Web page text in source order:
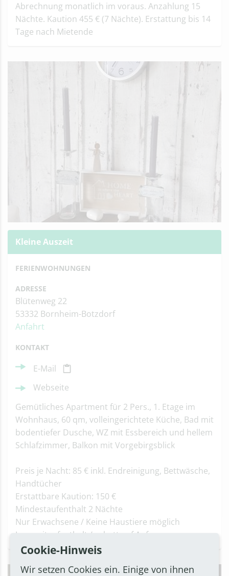
Abrechnung monatlich im voraus. Anzahlung 15
Nächte. Kaution 455 € (7 Nächte). Erstattung bis 14
Tage nach Mietende
Kleine Auszeit
FERIENWOHNUNGEN
ADRESSE
Blütenweg 22
53332 Bornheim-Botzdorf
Anfahrt
KONTAKT
E-Mail
Webseite
Gemütliches Apartment für 2 Pers., 1. Etage im
Wohnhaus, 60 qm, volleingerichtete Küche, Bad mit
bodentiefer Dusche, WZ mit Essbereich und hellem
Schlafzimmer, Balkon mit Vorgebirgsblick
Preis je Nacht: 85 € inkl. Endreinigung, Bettwäsche,
Handtücher
Erstattbare Kaution: 150 €
Mindestaufenthalt 2 Nächte
Nur Erwachsene / Keine Haustiere möglich
Langzeitaufenthalt /-rabatt auf Anfrage
Cookie-Hinweis
Wir setzen Cookies ein. Einige von ihnen